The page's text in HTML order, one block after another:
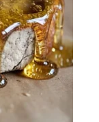
seco e sem contato